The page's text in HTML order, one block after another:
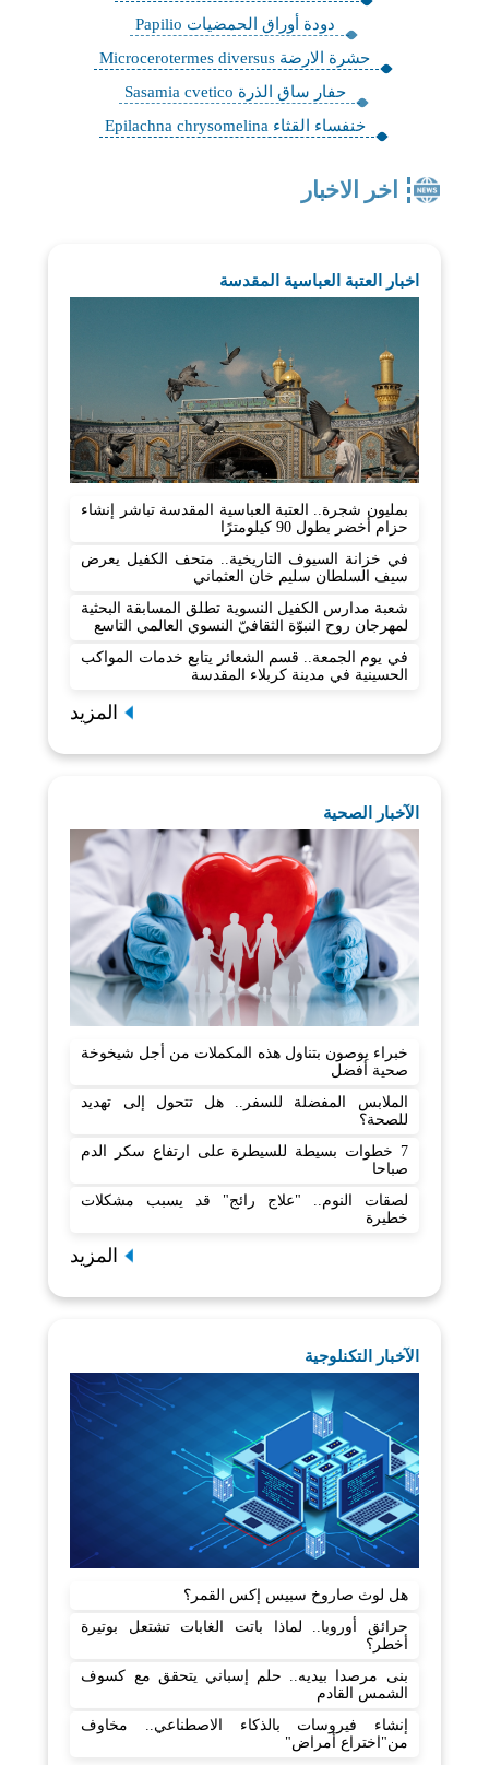
دودة أوراق الحمضيات Papilio
حشرة الارضة Microcerotermes diversus
حفار ساق الذرة Sasamia cvetico
خنفساء القثاء Epilachna chrysomelina
اخر الاخبار
اخبار العتبة العباسية المقدسة
بمليون شجرة.. العتبة العباسية المقدسة تباشر إنشاء
حزام أخضر بطول 90 كيلومترًا
في خزانة السيوف التاريخية.. متحف الكفيل يعرض
سيف السلطان سليم خان العثماني
شعبة مدارس الكفيل النسوية تطلق المسابقة البحثية
لمهرجان روح النبوّة الثقافيّ النسوي العالمي التاسع
في يوم الجمعة.. قسم الشعائر يتابع خدمات المواكب
الحسينية في مدينة كربلاء المقدسة
المزيد
الآخبار الصحية
خبراء يوصون بتناول هذه المكملات من أجل شيخوخة
صحية أفضل
الملابس المفضلة للسفر.. هل تتحول إلى تهديد
للصحة؟
7 خطوات بسيطة للسيطرة على ارتفاع سكر الدم
صباحا
لصقات النوم.. "علاج رائج" قد يسبب مشكلات
خطيرة
المزيد
الآخبار التكنلوجية
هل لوث صاروخ سبيس إكس القمر؟
حرائق أوروبا.. لماذا باتت الغابات تشتعل بوتيرة
أخطر؟
بنى مرصدا بيديه.. حلم إسباني يتحقق مع كسوف
الشمس القادم
إنشاء فيروسات بالذكاء الاصطناعي.. مخاوف
من"اختراع أمراض"